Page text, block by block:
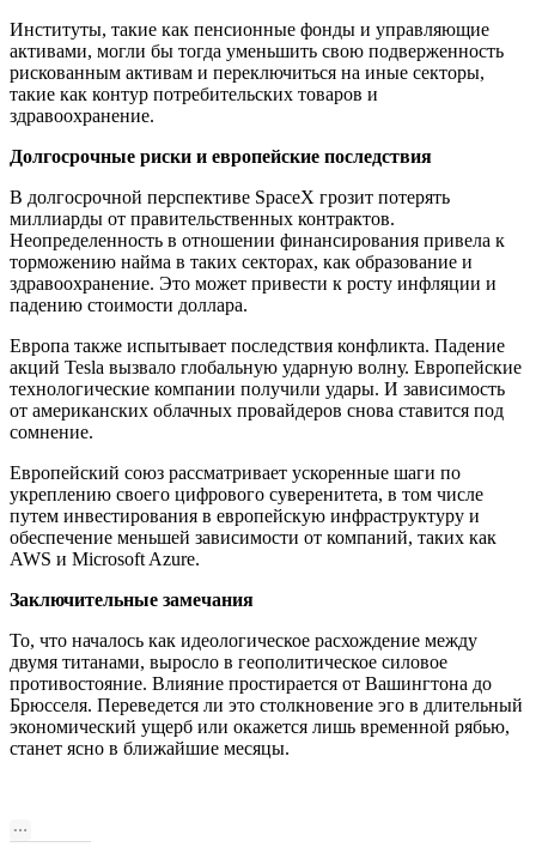
Институты, такие как пенсионные фонды и управляющие
активами, могли бы тогда уменьшить свою подверженность
рискованным активам и переключиться на иные секторы,
такие как контур потребительских товаров и
здравоохранение.
Долгосрочные риски и европейские последствия
В долгосрочной перспективе SpaceX грозит потерять
миллиарды от правительственных контрактов.
Неопределенность в отношении финансирования привела к
торможению найма в таких секторах, как образование и
здравоохранение. Это может привести к росту инфляции и
падению стоимости доллара.
Европа также испытывает последствия конфликта. Падение
акций Tesla вызвало глобальную ударную волну. Европейские
технологические компании получили удары. И зависимость
от американских облачных провайдеров снова ставится под
сомнение.
Европейский союз рассматривает ускоренные шаги по
укреплению своего цифрового суверенитета, в том числе
путем инвестирования в европейскую инфраструктуру и
обеспечение меньшей зависимости от компаний, таких как
AWS и Microsoft Azure.
Заключительные замечания
То, что началось как идеологическое расхождение между
двумя титанами, выросло в геополитическое силовое
противостояние. Влияние простирается от Вашингтона до
Брюсселя. Переведется ли это столкновение эго в длительный
экономический ущерб или окажется лишь временной рябью,
станет ясно в ближайшие месяцы.